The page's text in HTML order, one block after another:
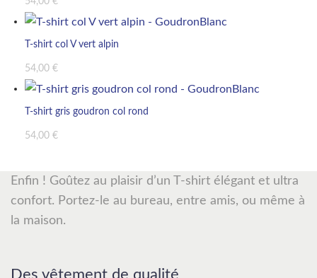
T-shirt col V vert alpin
54,00 €
T-shirt gris goudron col rond
54,00 €
Enfin ! Goûtez au plaisir d’un T-shirt élégant et ultra
confort. Portez-le au bureau, entre amis, ou même à
la maison.
Des vêtement de qualité